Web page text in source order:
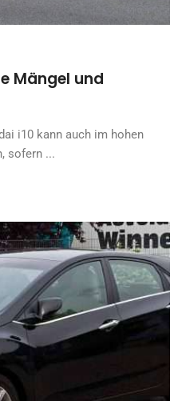
Mängel und
i10 kann auch im hohen
sofern ...